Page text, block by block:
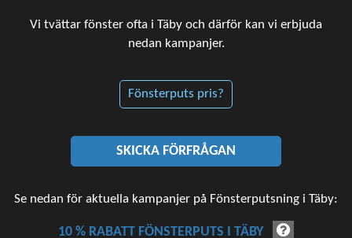
Vi tvättar fönster ofta i Täby och därför kan vi erbjuda
nedan kampanjer.
Fönsterputs pris?
SKICKA FÖRFRÅGAN
Se nedan för aktuella kampanjer på Fönsterputsning i Täby:
10 % RABATT FÖNSTERPUTS I TÄBY